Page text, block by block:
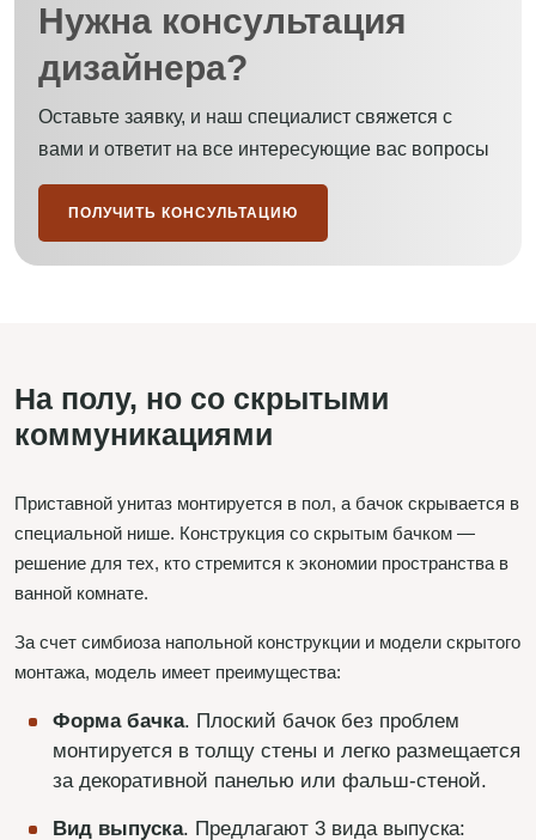
Нужна консультация
дизайнера?
Оставьте заявку, и наш специалист свяжется с
вами и ответит на все интересующие вас вопросы
ПОЛУЧИТЬ КОНСУЛЬТАЦИЮ
На полу, но со скрытыми
коммуникациями
Приставной унитаз монтируется в пол, а бачок скрывается в
специальной нише. Конструкция со скрытым бачком —
решение для тех, кто стремится к экономии пространства в
ванной комнате.
За счет симбиоза напольной конструкции и модели скрытого
монтажа, модель имеет преимущества:
Форма бачка. Плоский бачок без проблем
монтируется в толщу стены и легко размещается
за декоративной панелью или фальш-стеной.
Вид выпуска. Предлагают 3 вида выпуска: